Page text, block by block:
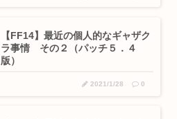
【FF14】最近の個人的なギャザク
ラ事情 その２（パッチ５．４
版）
2021/1/28 0